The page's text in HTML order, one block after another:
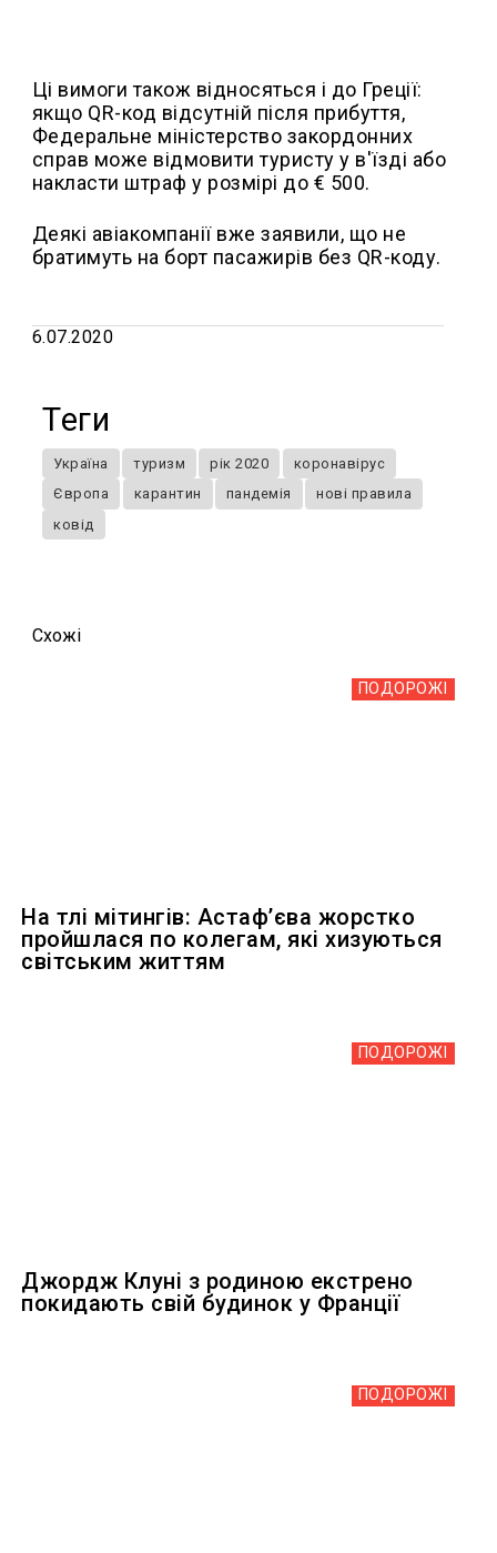
Ці вимоги також відносяться і до Греції:
якщо QR-код відсутній після прибуття,
Федеральне міністерство закордонних
справ може відмовити туристу у в'їзді або
накласти штраф у розмірі до € 500.
Деякі авіакомпанії вже заявили, що не
братимуть на борт пасажирів без QR-коду.
6.07.2020
Теги
Україна туризм рік 2020
коронавірус
Європа
карантин пандемія
нові правила
ковід
Схожi
ПОДОРОЖІ
На тлі мітингів: Астафʼєва жорстко
пройшлася по колегам, які хизуються
світським життям
ПОДОРОЖІ
Джордж Клуні з родиною екстрено
покидають свій будинок у Франції
ПОДОРОЖІ